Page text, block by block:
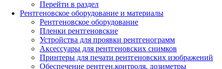
Перейти в раздел
Рентгеновское оборудование и материалы
Рентгеновское оборудование
Пленки рентгеновские
Устройства для проявки рентгенограмм
Аксессуары для рентгеновских снимков
Принтеры для печати рентгеновских изображений
Обеспечение рентген.контроля, дозиметры